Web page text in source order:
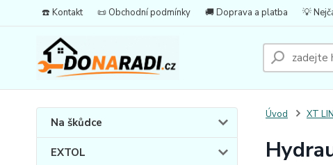
☎️ Kontakt 📜 Obchodní podmínky 🚚 Doprava a platba 💡
Na škůdce
EXTOL
Úvod XT